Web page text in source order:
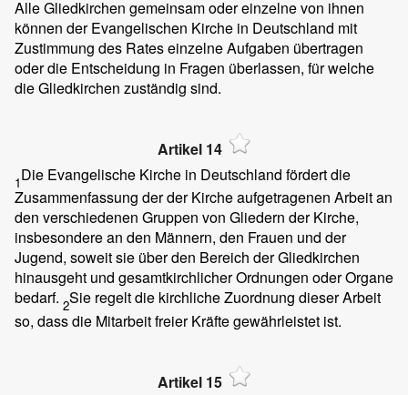
Alle Gliedkirchen gemeinsam oder einzelne von ihnen
können der Evangelischen Kirche in Deutschland mit
Zustimmung des Rates einzelne Aufgaben übertragen
oder die Entscheidung in Fragen überlassen, für welche
die Gliedkirchen zuständig sind.
Artikel 14
1Die Evangelische Kirche in Deutschland fördert die
Zusammenfassung der der Kirche aufgetragenen Arbeit an
den verschiedenen Gruppen von Gliedern der Kirche,
insbesondere an den Männern, den Frauen und der
Jugend, soweit sie über den Bereich der Gliedkirchen
hinausgeht und gesamtkirchlicher Ordnungen oder Organe
bedarf. 2Sie regelt die kirchliche Zuordnung dieser Arbeit
so, dass die Mitarbeit freier Kräfte gewährleistet ist.
Artikel 15